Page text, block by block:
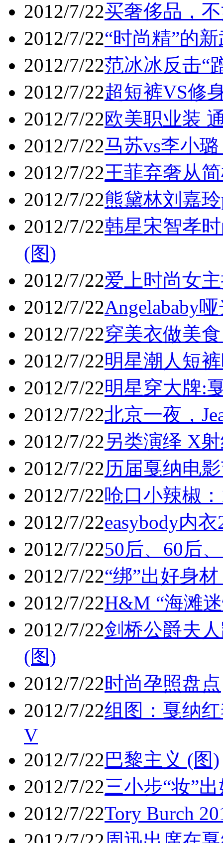
2012/7/22买奢侈品，
2012/7/22“时尚精”的
2012/7/22范冰冰反击“
2012/7/22超短裤VS修
2012/7/22欧美职业装
2012/7/22马苏vs李小
2012/7/22王菲弃奢从
2012/7/22熊黛林刘嘉
2012/7/22韩星宋智孝
(图)
2012/7/22爱上时尚女
2012/7/22Angelababy
2012/7/22穿美衣做美
2012/7/22明星潮人短
2012/7/22明星穿大牌:
2012/7/22北京一夜，
2012/7/22另类演绎 X
2012/7/22历届戛纳电
2012/7/22呛口小辣椒
2012/7/22easybody内
2012/7/2250后、60后
2012/7/22“绑”出好身
2012/7/22H&M “海滩
2012/7/22剑桥公爵夫
(图)
2012/7/22时尚孕照盘点
2012/7/22组图：戛纳
V
2012/7/22巴黎主义 (图)
2012/7/22三小步“妆”
2012/7/22Tory Burch